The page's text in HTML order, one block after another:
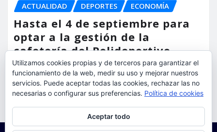
ACTUALIDAD DEPORTES ECONOMÍA
Hasta el 4 de septiembre para
optar a la gestión de la
cafetería del Polideportivo
Anabel Medina de Torrent
torrent al dia Ago 6, 2026
Utilizamos cookies propias y de terceros para garantizar el
funcionamiento de la web, medir su uso y mejorar nuestros
servicios. Puede aceptar todas las cookies, rechazar las no
necesarias o configurar sus preferencias. Política de cookies
Aceptar todo